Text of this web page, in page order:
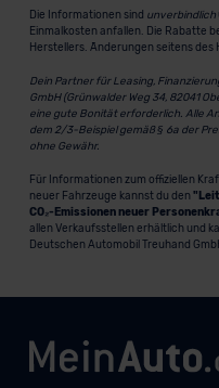
Die Informationen sind unverbindlich
Einmalkosten anfallen. Die Rabatte
Herstellers. Änderungen seitens
Dein Partner für Leasing,
GmbH (Grünwalder Weg 34, 82041
eine gute Bonität erforderlich. Alle
dem 2/3-Beispiel gemäß § 6a der
ohne Gewähr.
Für Informationen zum offiziellen
neuer Fahrzeuge kannst du den
CO₂-Emissionen neuer
allen Verkaufsstellen erhältlich und
Deutschen Automobil Treuhand